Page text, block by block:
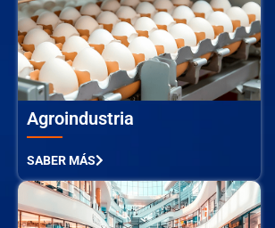
Agroindustria
SABER MÁS